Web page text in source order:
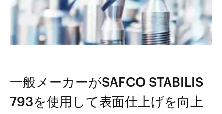
一般メーカーがSAFCO STABILIS
793を使用して表面仕上げを向上